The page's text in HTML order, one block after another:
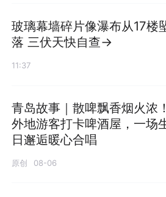
玻璃幕墙碎片像瀑布从17楼
落 三伏天快自查→
11:37
青岛故事｜散啤飘香烟火浓！
外地游客打卡啤酒屋，一场
日邂逅暖心合唱
原创 08-06